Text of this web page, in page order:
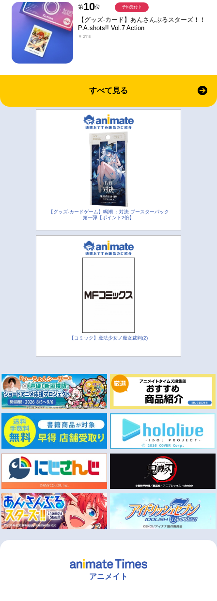
第10位
【グッズ-カード】あんさんぶるスターズ！！
P.A.shots!! Vol.7 Action
￥275
予約受付中
すべて見る
【グッズ-カードゲーム】鳴潮 ：対決 ブースターパック
第一弾【ポイント2倍】
【コミック】魔法少女ノ魔女裁判(2)
アニメイト